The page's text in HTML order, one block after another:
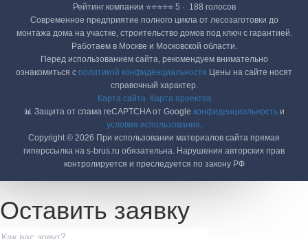
Рейтинг компании ⭐⭐⭐⭐⭐ 5 · ‎ 188 голосов
Современное предприятие полного цикла от лесозаготовки до
монтажа дома на участке, строительство домов под ключ с гарантией.
Работаем в Москве и Московской области.
Перед использованием сайта, рекомендуем внимательно
ознакомиться с политикой конфиденциальности Цены на сайте носят
справочный характер.
Карта сайта
Карта проектов
📊 Защита от спама reCAPTCHA от Google конфиденциальностьи
условия использования.
Copyright © 2026 При использовании материалов сайта прямая
гиперссылка на s-brus.ru обязательна. Нарушения авторских прав
контролируется и преследуется по закону РФ
Оставить заявку